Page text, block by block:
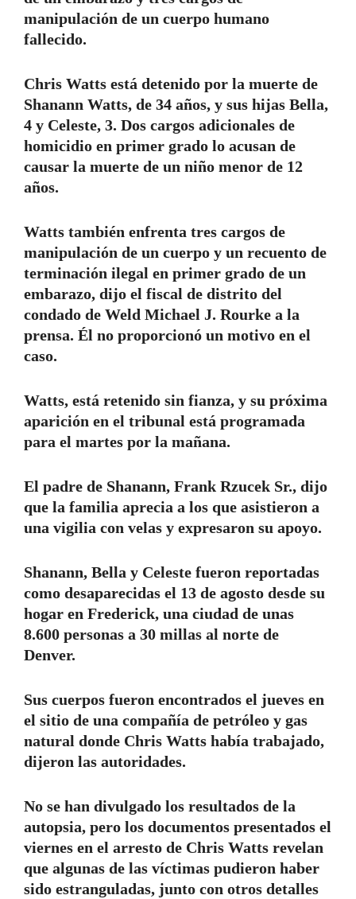
manipulación de un cuerpo humano
fallecido.
Chris Watts está detenido por la muerte de
Shanann Watts, de 34 años, y sus hijas Bella,
4 y Celeste, 3. Dos cargos adicionales de
homicidio en primer grado lo acusan de
causar la muerte de un niño menor de 12
años.
Watts también enfrenta tres cargos de
manipulación de un cuerpo y un recuento de
terminación ilegal en primer grado de un
embarazo, dijo el fiscal de distrito del
condado de Weld Michael J. Rourke a la
prensa. Él no proporcionó un motivo en el
caso.
Watts, está retenido sin fianza, y su próxima
aparición en el tribunal está programada
para el martes por la mañana.
El padre de Shanann, Frank Rzucek Sr., dijo
que la familia aprecia a los que asistieron a
una vigilia con velas y expresaron su apoyo.
Shanann, Bella y Celeste fueron reportadas
como desaparecidas el 13 de agosto desde su
hogar en Frederick, una ciudad de unas
8.600 personas a 30 millas al norte de
Denver.
Sus cuerpos fueron encontrados el jueves en
el sitio de una compañía de petróleo y gas
natural donde Chris Watts había trabajado,
dijeron las autoridades.
No se han divulgado los resultados de la
autopsia, pero los documentos presentados el
viernes en el arresto de Chris Watts revelan
que algunas de las víctimas pudieron haber
sido estranguladas, junto con otros detalles